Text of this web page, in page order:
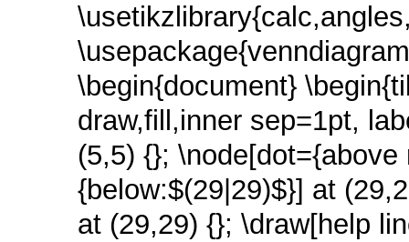
\begin{document}
draw,fill,inner sep=1pt,
(5,5) {};
{below:$(29|29)$}] at
at (29,29) {}; \draw[help